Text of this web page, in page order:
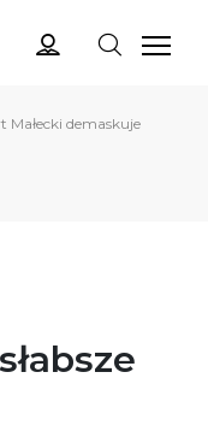
Małecki demaskuje